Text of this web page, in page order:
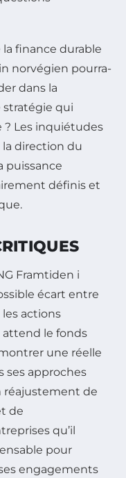
finance durable
norvégien pourra-
dans la
stratégie qui
? Les inquiétudes
direction du
puissance
définis et
Framtiden i
écart entre
actions
attend le fonds
une réelle
ses approches
réajustement de
de
qu’il
pour
engagements